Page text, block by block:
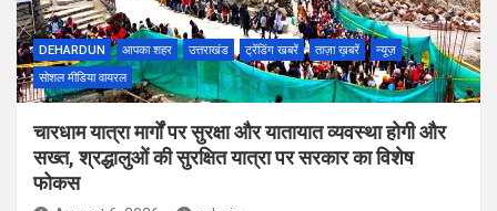
DEHARDUN आपका शहर उत्तराखंड ट्रेंडिंग खबरें ताज़ा ख़बरें
न्यूज़
सोशल मीडिया वायरल
चारधाम यात्रा मार्गों पर सुरक्षा और यातायात व्यवस्था होगी और
सख्त, श्रद्धालुओं की सुरक्षित यात्रा पर सरकार का विशेष
फोकस